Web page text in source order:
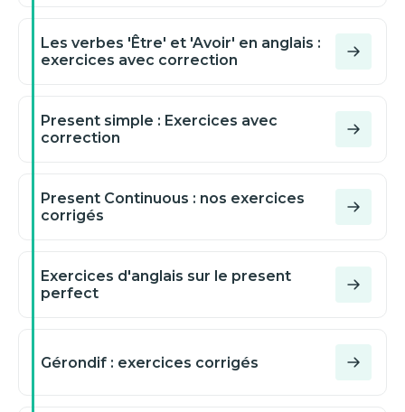
Les verbes 'Être' et 'Avoir' en anglais :
exercices avec correction
Present simple : Exercices avec
correction
Present Continuous : nos exercices
corrigés
Exercices d'anglais sur le present
perfect
Gérondif : exercices corrigés